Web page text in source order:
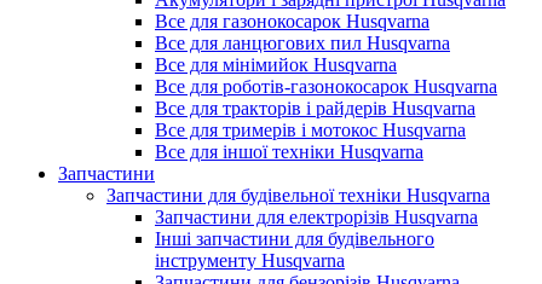
Все для газонокосарок Husqvarna
Все для ланцюгових пил Husqvarna
Все для мінімийок Husqvarna
Все для роботів-газонокосарок Husqvarna
Все для тракторів і райдерів Husqvarna
Все для тримерів і мотокос Husqvarna
Все для іншої техніки Husqvarna
Запчастини
Запчастини для будівельної техніки Husqvarna
Запчастини для електрорізів Husqvarna
Інші запчастини для будівельного
інструменту Husqvarna